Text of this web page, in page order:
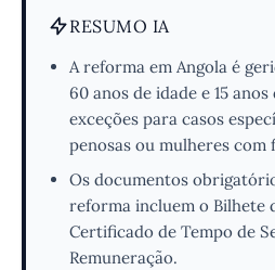
RESUMO IA
A reforma em Angola é
60 anos de idade e 15
exceções para casos
penosas ou mulheres com
Os documentos
reforma incluem o Bilhete
Certificado de Tempo de
Remuneração.